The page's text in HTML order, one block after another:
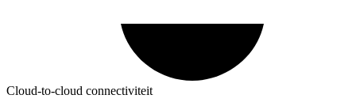
Cloud-to-cloud connectiviteit